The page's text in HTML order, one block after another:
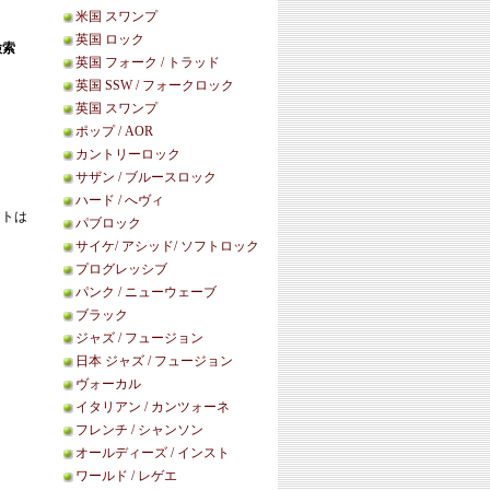
米国 スワンプ
英国 ロック
英国 フォーク / トラッド
英国 SSW / フォークロック
英国 スワンプ
ポップ / AOR
カントリーロック
サザン / ブルースロック
ハード / へヴィ
パブロック
サイケ/ アシッド/ ソフトロック
プログレッシブ
パンク / ニューウェーブ
ブラック
ジャズ / フュージョン
日本 ジャズ / フュージョン
ヴォーカル
イタリアン / カンツォーネ
フレンチ / シャンソン
オールディーズ / インスト
ワールド / レゲエ
は